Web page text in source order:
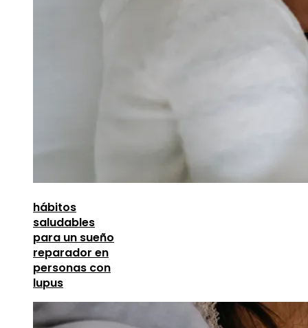
hábitos
saludables
para un sueño
reparador en
personas con
lupus